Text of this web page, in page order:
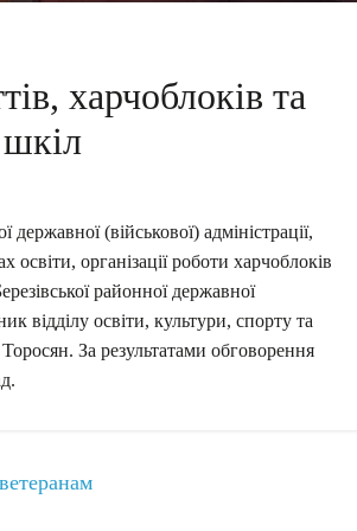
харчоблоків та
(військової) адміністрації,
організації роботи харчоблоків
районної державної
відділу освіти, культури, спорту та
За результатами обговорення